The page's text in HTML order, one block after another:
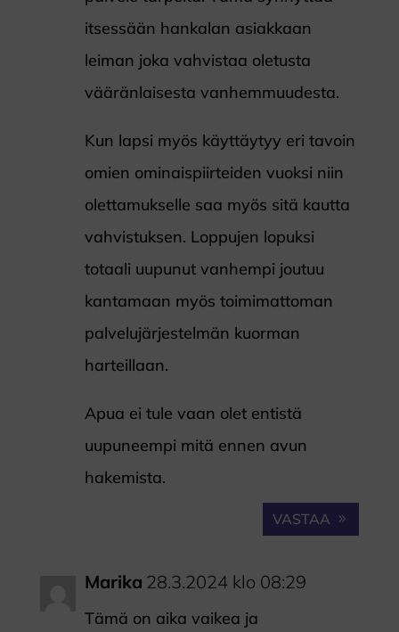
itsessään hankalan asiakkaan
leiman joka vahvistaa oletusta
vääränlaisesta vanhemmuudesta.
Kun lapsi myös käyttäytyy eri tavoin
omien ominaispiirteiden vuoksi niin
olettamukselle saa myös sitä kautta
vahvistuksen. Loppujen lopuksi
totaali uupunut vanhempi joutuu
kantamaan myös toimimattoman
palvelujärjestelmän kuorman
harteillaan.
Apua ei tule vaan olet entistä
uupuneempi mitä ennen avun
hakemista.
VASTAA
Marika 28.3.2024 klo 08:29
Tämä on aika vaikea ja